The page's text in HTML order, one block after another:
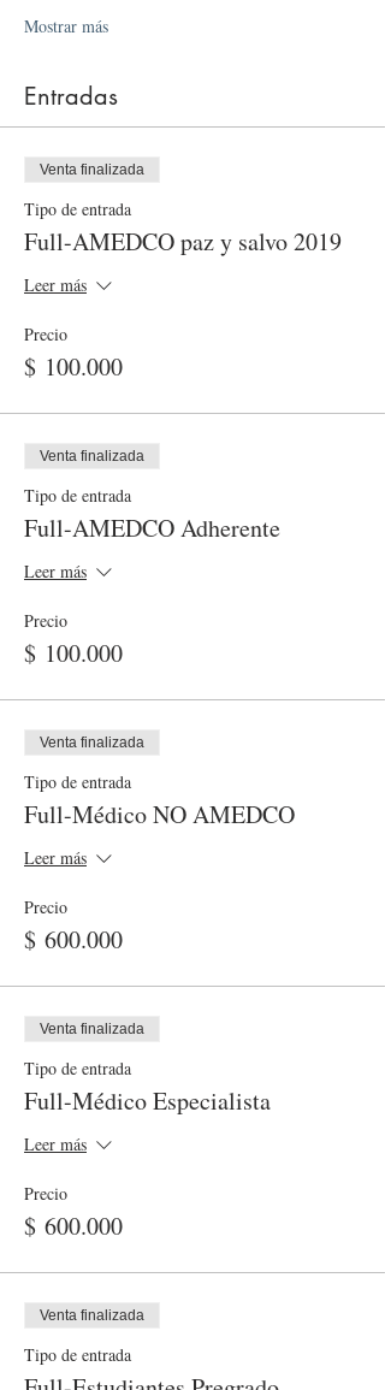
Mostrar más
Entradas
Venta finalizada
Tipo de entrada
Full-AMEDCO paz y salvo 2019
Leer más
Precio
$ 100.000
Venta finalizada
Tipo de entrada
Full-AMEDCO Adherente
Leer más
Precio
$ 100.000
Venta finalizada
Tipo de entrada
Full-Médico NO AMEDCO
Leer más
Precio
$ 600.000
Venta finalizada
Tipo de entrada
Full-Médico Especialista
Leer más
Precio
$ 600.000
Venta finalizada
Tipo de entrada